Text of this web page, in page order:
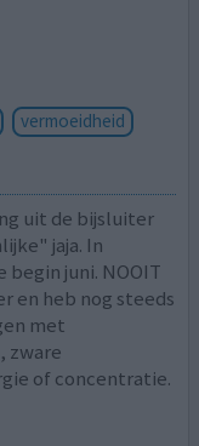
vermoeidheid
uit de bijsluiter
jaja. In
juni. NOOIT
en heb nog steeds
met
zware
of concentratie.